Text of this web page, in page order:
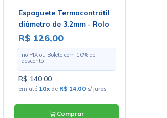
Espaguete Termocontrátil
diâmetro de 3.2mm - Rolo
Com 100 Metros
R$ 126,00
no PIX ou Boleto com 10% de
desconto
R$ 140,00
em até 10xde R$ 14,00 s/ juros
Comprar